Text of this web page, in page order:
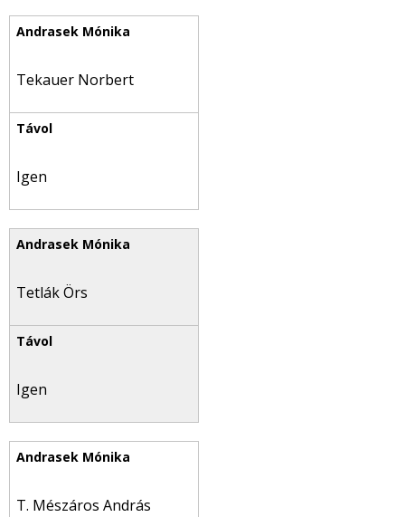
Tekauer Norbert
Igen
Tetlák Örs
Igen
T. Mészáros András